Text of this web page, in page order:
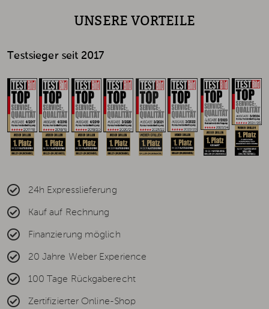
UNSERE VORTEILE
Testsieger seit 2017
24h Expresslieferung
Kauf auf Rechnung
Finanzierung möglich
20 Jahre Weber Experience
100 Tage Rückgaberecht
Zertifizierter Online-Shop